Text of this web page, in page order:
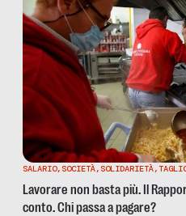
SALARIO, SOCIETÀ, SOLIDARIETÀ,
Lavorare non basta più. Il
conto. Chi passa a pagare?